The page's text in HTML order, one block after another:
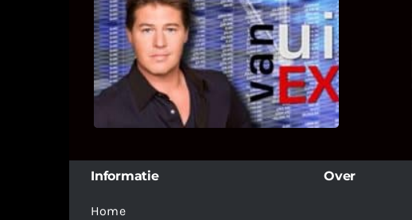
UITSTEL VAN EXECUTIE
Bekijk hier de fragmenten van de
deelname van Bricks and Stones aan
dit programma.
Informatie
Home
Over